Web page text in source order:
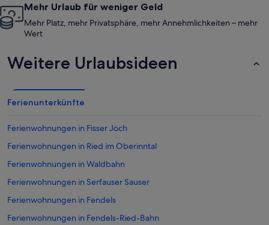
Mehr Urlaub für weniger Geld
Mehr Platz, mehr Privatsphäre, mehr Annehmlichkeiten – mehr
Wert
Weitere Urlaubsideen
Ferienunterkünfte
Ferienwohnungen in Fisser Joch
Ferienwohnungen in Ried im Oberinntal
Ferienwohnungen in Waldbahn
Ferienwohnungen in Serfauser Sauser
Ferienwohnungen in Fendels
Ferienwohnungen in Fendels-Ried-Bahn